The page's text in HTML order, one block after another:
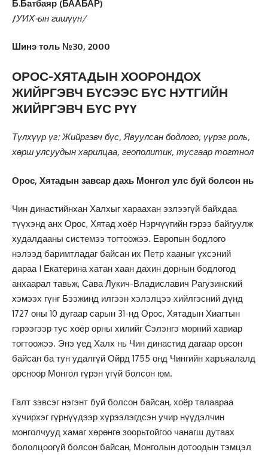
Б.Батбаяр (БААБАР)
/УИХ-ын гишүүн/
Шинэ толь №30, 2000
ОРОС-ХЯТАДЫН ХООРОНДОХ
ЖИЙРГЭВЧ БҮСЭЭС БҮС НУТГИЙН
ЖИЙРГЭВЧ БҮС РҮҮ
Түлхүүр үг: Жийргэвч бүс, Явуулсан бодлого, үүрэг роль,
хөрш улсуудын харилцаа, геополитик, тусгаар тогтнол
Орос, Хятадын завсар дахь Монгол улс буй болсон нь
Чин династийнхан Халхыг хараахан эзлээгүй байхдаа
түүхэнд анх Орос, Хятад хоёр Нэрчүүгийн гэрээ байгуулж
худалдааны системээ тогтоожээ. Европын бодлого
нэлээд баримтладаг байсан их Петр хааныг үхсэний
дараа I Екатерина хатан хаан дахин дорнын бодлогод
анхаарал тавьж, Сава Лукич-Владиславич Рагузинский
хэмээх гүнг Бээжинд илгээн хэлэлцээ хийлгэсний дүнд
1727 оны 10 дугаар сарын 31-нд Орос, Хятадын Хиагтын
гэрээгээр тус хоёр орны хилийг Сэлэнгэ мөрний хавиар
тогтоожээ. Энэ үед Халх нь Чин династид дагаар орсон
байсан ба тун удалгүй Ойрд 1755 онд Чингийн харъяалалд
орсноор Монгол гүрэн үгүй болсон юм.
Галт зэвсэг нэгэнт буй болсон байсан, хоёр талаараа
хүчирхэг гүрнүүдээр хүрээлэгдсэн учир нүүдэлчин
монголчууд хамаг хөрөнгө зоорьтойгоо чанагш дутаах
бололцоогүй болсон байсан, Монголын дотоодын тэмцэл